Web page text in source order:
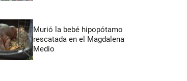
Murió la bebé hipopótamo
rescatada en el Magdalena
Medio